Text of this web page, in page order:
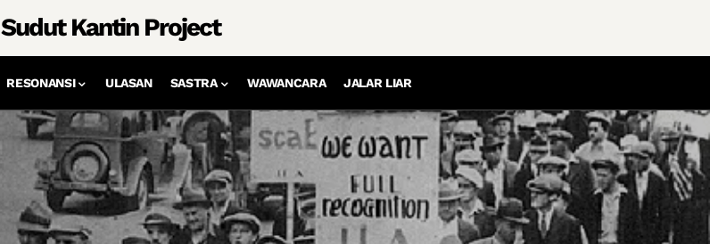
Sudut Kantin Project
RESONANSI ULASAN SASTRA WAWANCARA JALAR LIAR